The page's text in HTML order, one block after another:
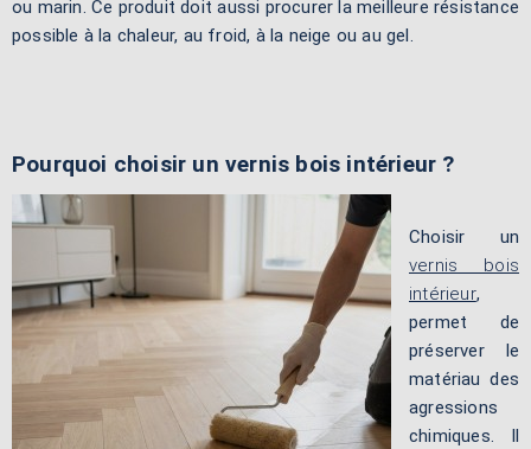
ou marin. Ce produit doit aussi procurer la meilleure résistance
possible à la chaleur, au froid, à la neige ou au gel.
Pourquoi choisir un vernis bois intérieur ?
Choisir un
vernis bois
intérieur,
permet de
préserver le
matériau des
agressions
chimiques. Il